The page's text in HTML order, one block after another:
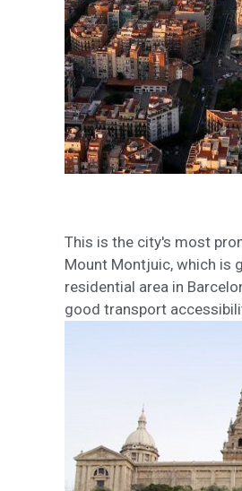
This is the city's most
Mount Montjuic, which is
residential area in
good transport